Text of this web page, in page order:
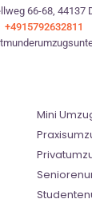
66-68, 44137
+4915792632811
Mini